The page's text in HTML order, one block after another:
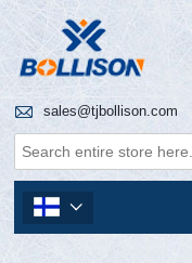
 sales@tjbollison.com
